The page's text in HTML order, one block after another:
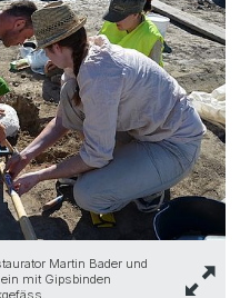
Martin Bader und
mit Gipsbinden